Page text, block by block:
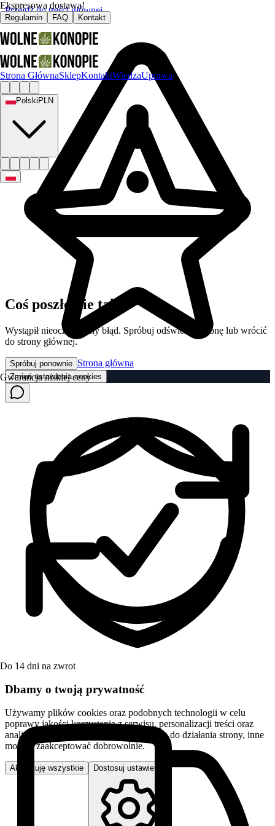
Przejdź do treści głównej
Ekspresowa dostawa!
Regulamin FAQ Kontakt
Strona GłównaSklepKontaktWiedzaUprawa
Polski PLN
Gwarancja niskiej ceny
Do 14 dni na zwrot
Coś poszło nie tak
Wystąpił nieoczekiwany błąd. Spróbuj odświeżyć stronę lub wrócić
do strony głównej.
Spróbuj ponownie Strona główna
Zmień ustawienia cookies
Dbamy o twoją prywatność
Używamy plików cookies oraz podobnych technologii w celu
poprawy jakości korzystania z serwisu, personalizacji treści oraz
analizy ruchu. Niektóre pliki są niezbędne do działania strony, inne
możesz zaakceptować dobrowolnie.
Akceptuję wszystkie Dostosuj ustawienia